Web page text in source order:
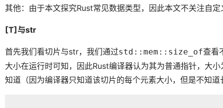
其他：由于本文探究Rust常见数据类型，因此本文不关注自
[T]与str
首先我们看切片与str，我们通过std::mem::size_of查看
大小在运行时可知，因此Rust编译器认为其为普通指针，大
知道（因为编译器只知道该切片的每个元素大小，但是不知